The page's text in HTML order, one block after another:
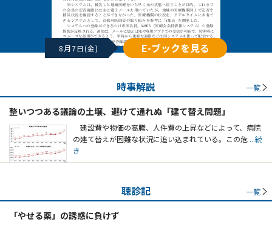
8月7日(金) E-ブックを見る
時事解説 一覧
整いつつある議論の土壌、避けて通れぬ「建て替え問題」
建設費や物価の高騰、人件費の上昇などによって、病院
の建て替えが困難な状況に追い込まれている。この危 ...続
き
聴診記 一覧
「やせる薬」の誘惑に負けず